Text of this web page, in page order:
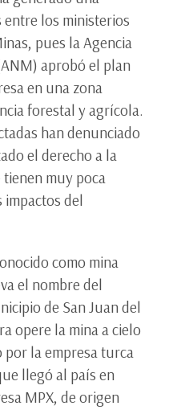
los ministerios
pues la Agencia
aprobó el plan
en una zona
forestal y agrícola.
han denunciado
el derecho a la
muy poca
del
como mina
el nombre del
de San Juan del
opere la mina a cielo
la empresa turca
llegó al país en
MPX, de origen